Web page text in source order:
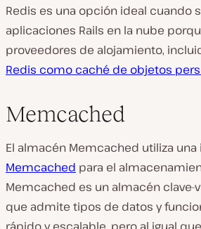
Redis es una opción ideal cuando
aplicaciones Rails en la nube
proveedores de alojamiento,
Redis como caché de objetos
Memcached
El almacén Memcached utiliza
Memcached para el
Memcached es un almacén clave-
que admite tipos de datos y